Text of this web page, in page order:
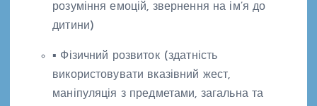
розуміння емоцій, звернення на ім’я до
дитини)
▪ Фізичний розвиток (здатність
використовувати вказівний жест,
маніпуляція з предметами, загальна та